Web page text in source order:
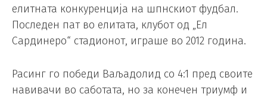
елитната конкуренција на шпнскиот фудбал.
Последен пат во елитата, клубот од „Ел
Сардинеро“ стадионот, играше во 2012 година.
Расинг го победи Ваљадолид со 4:1 пред своите
навивачи во саботата, но за конечен триумф и